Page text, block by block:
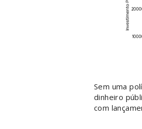
Sem uma
dinheiro
com